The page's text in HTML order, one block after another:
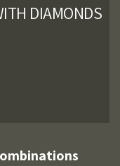
DIAMONDS